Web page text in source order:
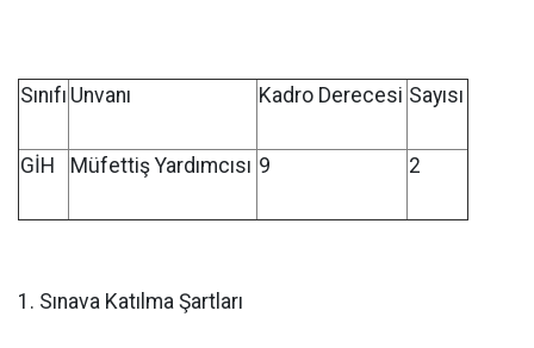
Sınıfı Unvanı Kadro Derecesi Sayısı
GİH Müfettiş Yardımcısı 9 2
1. Sınava Katılma Şartları